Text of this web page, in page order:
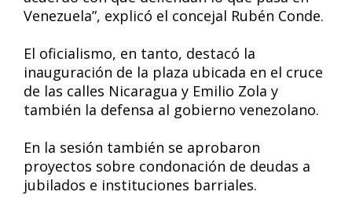
Venezuela”, explicó el concejal Rubén Conde.
El oficialismo, en tanto, destacó la
inauguración de la plaza ubicada en el cruce
de las calles Nicaragua y Emilio Zola y
también la defensa al gobierno venezolano.
En la sesión también se aprobaron
proyectos sobre condonación de deudas a
jubilados e instituciones barriales.